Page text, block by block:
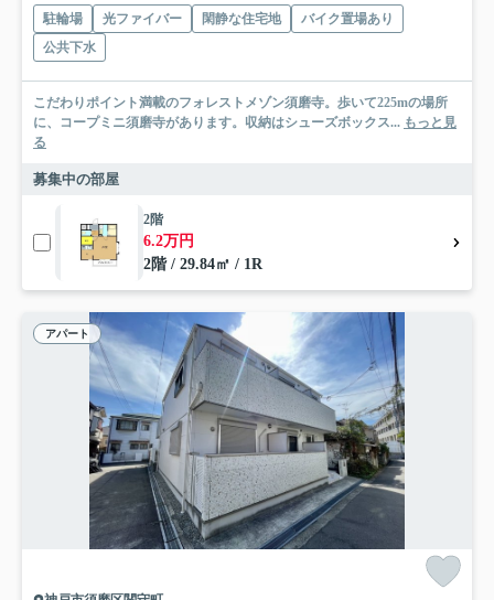
駐輪場 光ファイバー 閑静な住宅地
バイク置場あり
公共下水
こだわりポイント満載のフォレストメゾン須磨寺。歩いて225mの場所
に、コープミニ須磨寺があります。収納はシューズボックス... もっと見
る
募集中の部屋
2階
6.2万円
2階 / 29.84㎡ / 1R
アパート